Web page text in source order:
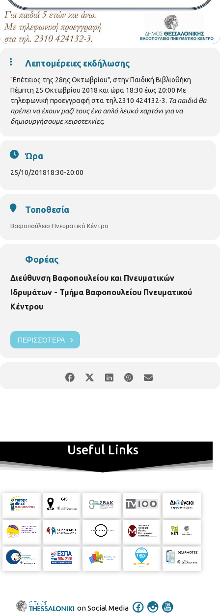
Λεπτομέρειες εκδήλωσης
"Επέτειος της 28ης Οκτωβρίου", στην Παιδική Βιβλιοθήκη
Πέμπτη 25 Οκτωβρίου 2018 και ώρα 18:30 έως 20:00 Με
τηλεφωνική προεγγραφή στα τηλ.2310 424132-3. Τα παιδιά θα
πρέπει να έχουν μαζί τους ένα απλό λευκό χαρτόνι για να
δημιουργήσουμε χειροτεχνίες.
Ώρα
25/10/201818:30-20:00
Τοποθεσία
Βαφοπούλειο Πνευματικό Κέντρο
Φορέας
Διεύθυνση Βαφοπουλείου και Πνευματικών
Ιδρυμάτων - Τμήμα Βαφοπουλείου Πνευματικού
Κέντρου
ΠΕΡΙΣΣΌΤΕΡΑ
Useful Links
on Social Media